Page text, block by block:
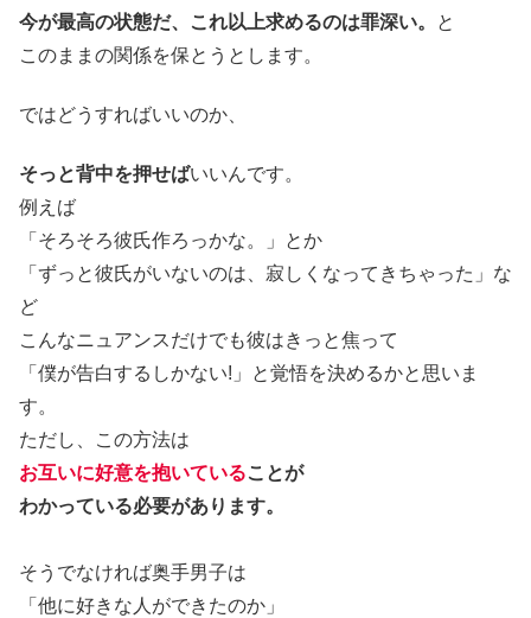
今が最高の状態だ、これ以上求めるのは罪深い。
と
このままの関係を保とうとします。
ではどうすればいいのか、
そっと背中を押せばいいんです。
例えば
「そろそろ彼氏作ろっかな。」とか
「ずっと彼氏がいないのは、寂しくなってきちゃった」な
ど
こんなニュアンスだけでも彼はきっと焦って
「僕が告白するしかない!」と覚悟を決めるかと思いま
す。
ただし、この方法は
お互いに好意を抱いていることが
わかっている必要があります。
そうでなければ奥手男子は
「他に好きな人ができたのか」